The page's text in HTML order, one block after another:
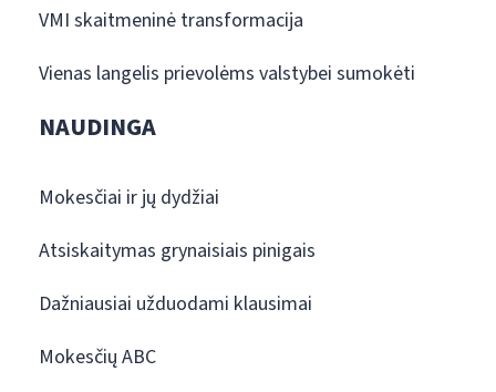
VMI skaitmeninė transformacija
Vienas langelis prievolėms valstybei sumokėti
NAUDINGA
Mokesčiai ir jų dydžiai
Atsiskaitymas grynaisiais pinigais
Dažniausiai užduodami klausimai
Mokesčių ABC